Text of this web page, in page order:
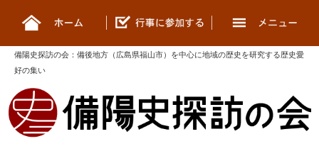
備陽史探訪の会 ： 備後地方（広島県福山市）を中心に地域の歴史を研究する歴史愛
好の集い